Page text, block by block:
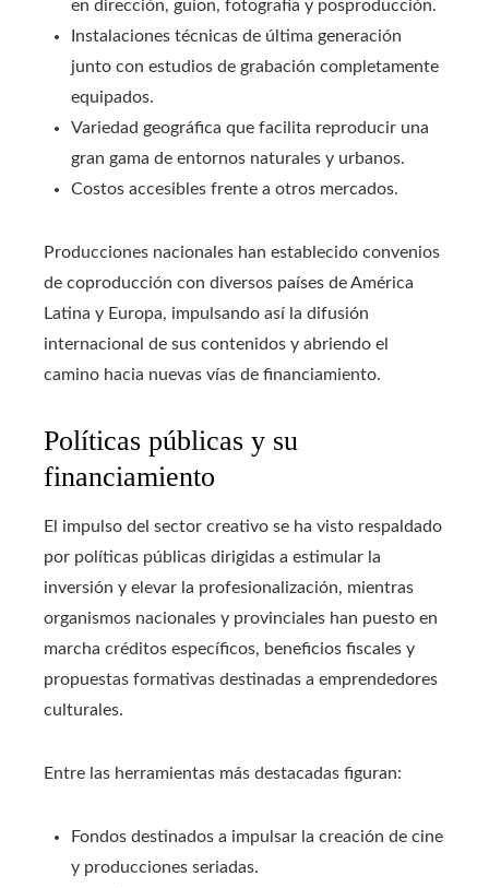
en dirección, guion, fotografía y posproducción.
Instalaciones técnicas de última generación
junto con estudios de grabación completamente
equipados.
Variedad geográfica que facilita reproducir una
gran gama de entornos naturales y urbanos.
Costos accesibles frente a otros mercados.
Producciones nacionales han establecido convenios
de coproducción con diversos países de América
Latina y Europa, impulsando así la difusión
internacional de sus contenidos y abriendo el
camino hacia nuevas vías de financiamiento.
Políticas públicas y su
financiamiento
El impulso del sector creativo se ha visto respaldado
por políticas públicas dirigidas a estimular la
inversión y elevar la profesionalización, mientras
organismos nacionales y provinciales han puesto en
marcha créditos específicos, beneficios fiscales y
propuestas formativas destinadas a emprendedores
culturales.
Entre las herramientas más destacadas figuran:
Fondos destinados a impulsar la creación de cine
y producciones seriadas.